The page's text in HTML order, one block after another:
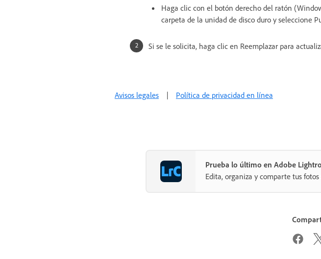
Haga clic con el botón derecho del ratón
carpeta de la unidad de disco duro y seleccione
Si se le solicita, haga clic en Reemplazar para
Avisos legales | Política de privacidad en línea
Prueba lo último en Adobe
Edita, organiza y comparte tus